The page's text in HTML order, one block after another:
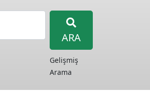
ARA
Gelişmiş
Arama